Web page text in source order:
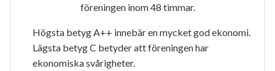
föreningen inom 48 timmar.
Högsta betyg A++ innebär en mycket god ekonomi.
Lägsta betyg C betyder att föreningen har
ekonomiska svårigheter.